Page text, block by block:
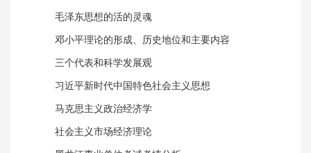
毛泽东思想的活的灵魂
邓小平理论的形成、历史地位和主要内容
三个代表和科学发展观
习近平新时代中国特色社会主义思想
马克思主义政治经济学
社会主义市场经济理论